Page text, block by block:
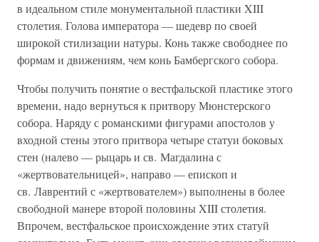
в идеальном стиле монументальной пластики XIII
столетия. Голова императора — шедевр по своей
широкой стилизации натуры. Конь также свободнее по
формам и движениям, чем конь Бамбергского собора.
Чтобы получить понятие о вестфальской пластике этого
времени, надо вернуться к притвору Мюнстерского
собора. Наряду с романскими фигурами апостолов у
входной стены этого притвора четыре статуи боковых
стен (налево — рыцарь и св. Магдалина с
«жертвовательницей», направо — епископ и
св. Лаврентий с «жертвователем») выполнены в более
свободной манере второй половины XIII столетия.
Впрочем, вестфальское происхождение этих статуй